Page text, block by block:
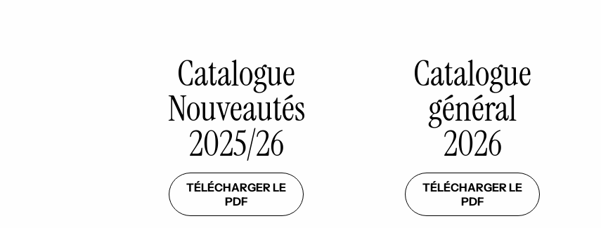
Catalogue
Nouveautés
2025/26
TÉLÉCHARGER LE
PDF
Catalogue
général
2026
TÉLÉCHARGER LE
PDF